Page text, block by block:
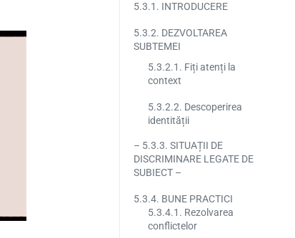
5.3.1. INTRODUCERE
5.3.2. DEZVOLTAREA
SUBTEMEI
5.3.2.1. Fiți atenți la
context
5.3.2.2. Descoperirea
identității
– 5.3.3. SITUAȚII DE
DISCRIMINARE LEGATE DE
SUBIECT –
5.3.4. BUNE PRACTICI
5.3.4.1. Rezolvarea
conflictelor